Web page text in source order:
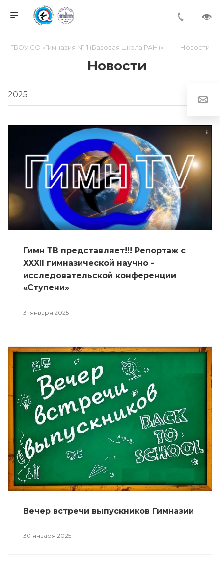
ГБОУ СО «Гимназия № 1 (Базовая школа РАН)» Новости
Новости
Гимн ТВ представляет!!! Репортаж с
XXXII гимназической научно -
исследовательской конференции
«Ступени»
31 января 2025
Вечер встречи выпускников Гимназии
30 января 2025